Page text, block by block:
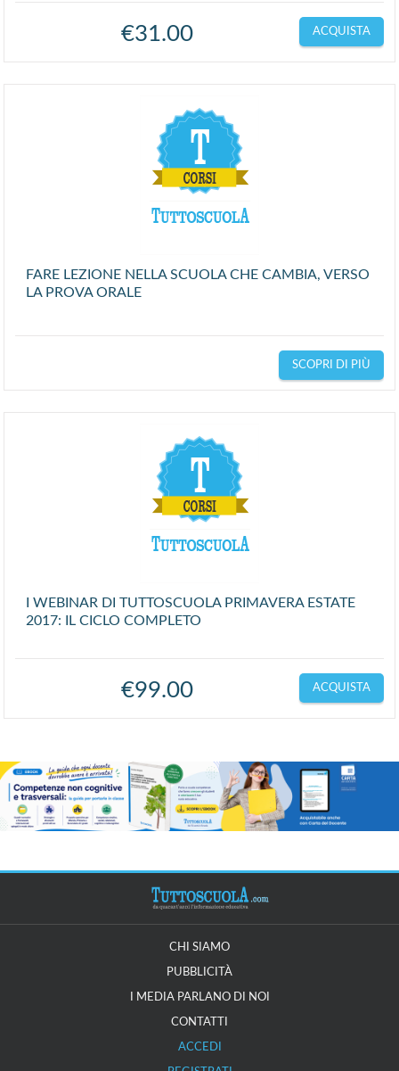
€31.00 ACQUISTA
FARE LEZIONE NELLA SCUOLA CHE CAMBIA, VERSO
LA PROVA ORALE
SCOPRI DI PIÙ
I WEBINAR DI TUTTOSCUOLA PRIMAVERA ESTATE
2017: IL CICLO COMPLETO
€99.00 ACQUISTA
CHI SIAMO
PUBBLICITÀ
I MEDIA PARLANO DI NOI
CONTATTI
ACCEDI